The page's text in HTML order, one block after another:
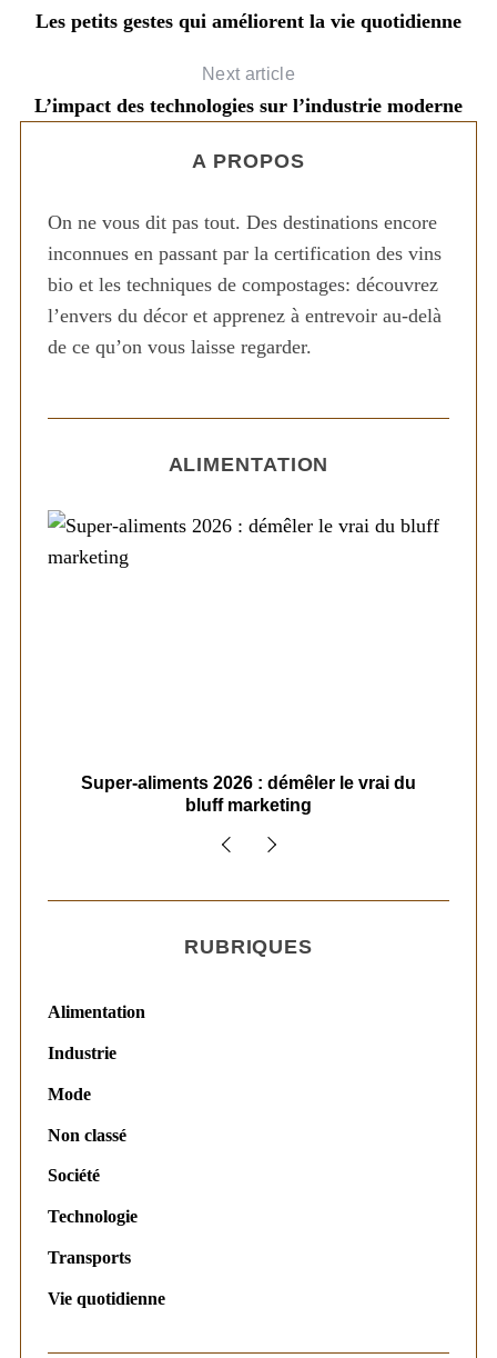
Les petits gestes qui améliorent la vie quotidienne
Next article
L’impact des technologies sur l’industrie moderne
A PROPOS
On ne vous dit pas tout. Des destinations encore
inconnues en passant par la certification des vins
bio et les techniques de compostages: découvrez
l’envers du décor et apprenez à entrevoir au-delà
de ce qu’on vous laisse regarder.
ALIMENTATION
Super-aliments 2026 : démêler le vrai du
bluff marketing
RUBRIQUES
Alimentation
Industrie
Mode
Non classé
Société
Technologie
Transports
Vie quotidienne